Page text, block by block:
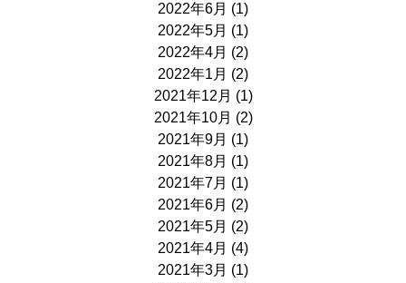
2022年6月 (1)
2022年5月 (1)
2022年4月 (2)
2022年1月 (2)
2021年12月 (1)
2021年10月 (2)
2021年9月 (1)
2021年8月 (1)
2021年7月 (1)
2021年6月 (2)
2021年5月 (2)
2021年4月 (4)
2021年3月 (1)